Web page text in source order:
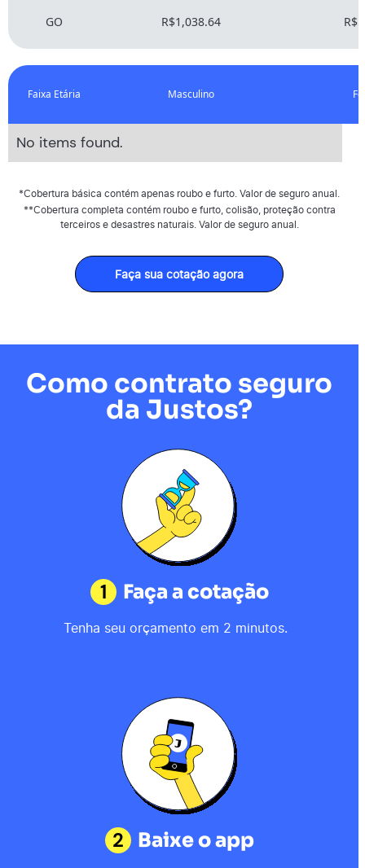
GO R$1,038.64
Faixa Etária Masculino
No items found.
*Cobertura básica contém apenas roubo e furto. Valor de seguro anual.
**Cobertura completa contém roubo e furto, colisão, proteção contra
terceiros e desastres naturais. Valor de seguro anual.
Faça sua cotação agora
Como contrato seguro
da Justos?
1 Faça a cotação
Tenha seu orçamento em 2 minutos.
2 Baixe o app